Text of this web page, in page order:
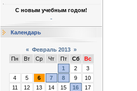
С новым учебным годом!
Календарь
« Февраль 2013 »
Пн
Вт Ср Чт Пт Сб
Вс
1
2
3
4
5 6 7 8 9
10
11
12 13 14 15 16
17